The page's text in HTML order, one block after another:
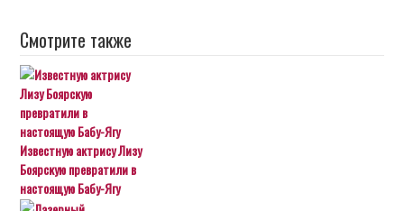
Смотрите также
Известную актрису Лизу
Боярскую превратили в
настоящую Бабу-Ягу